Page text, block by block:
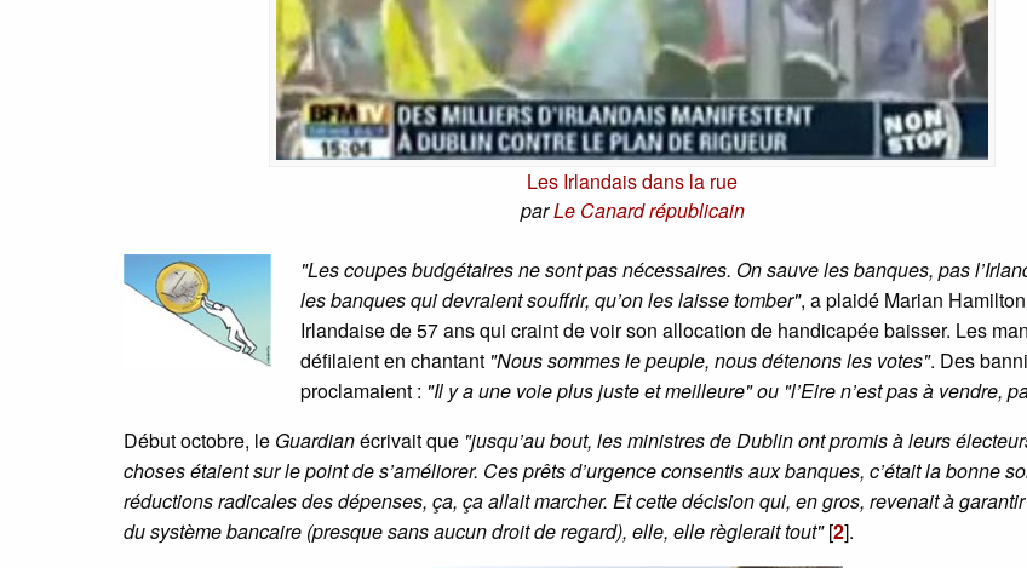
Les Irlandais dans la rue
parLe Canard républicain
"Les coupes budgétaires ne sont pas nécessaires. On sauve les banques, pas
les banques qui devraient souffrir, qu’on les laisse tomber", a plaidé Marian
Irlandaise de 57 ans qui craint de voir son allocation de handicapée baisser. Les
défilaient en chantant "Nous sommes le peuple, nous détenons les votes". Des
proclamaient : "Il y a une voie plus juste et meilleure" ou "l’Eire n’est pas à vendre,
Début octobre, le Guardianécrivait que "jusqu’au bout, les ministres de Dublin ont promis à leurs
choses étaient sur le point de s’améliorer. Ces prêts d’urgence consentis aux banques, c’était la bonne
réductions radicales des dépenses, ça, ça allait marcher. Et cette décision qui, en gros, revenait à
du système bancaire (presque sans aucun droit de regard), elle, elle règlerait tout"[2].